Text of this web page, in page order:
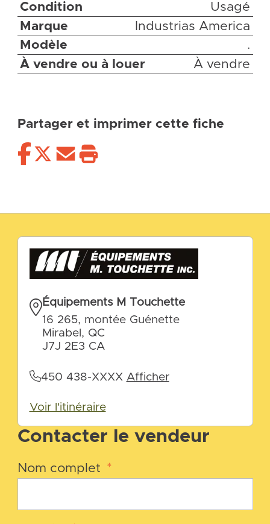
Condition
Usagé
Marque
Industrias America
Modèle
.
À vendre ou à louer
À vendre
Partager et imprimer cette fiche
Contacter le vendeur
Nom complet *
Équipements M Touchette
16 265, montée Guénette
Mirabel, QC
J7J 2E3 CA
450 438-XXXX Afficher
Voir l'itinéraire